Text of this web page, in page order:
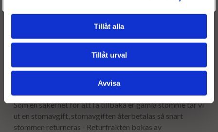
Tillåt alla
Tillåt urval
Avvisa
Leveranstid:
Leveranstiden normalt ca är 2-5 arbetsdagar.
12 månaders garanti.
Stomavgift
Som en säkerhet för att få tillbaka er gamla stomme tar vi
ut en stomavgift, stomavgiften återbetalas så snart
stommen returneras - Returfrakten bokas av